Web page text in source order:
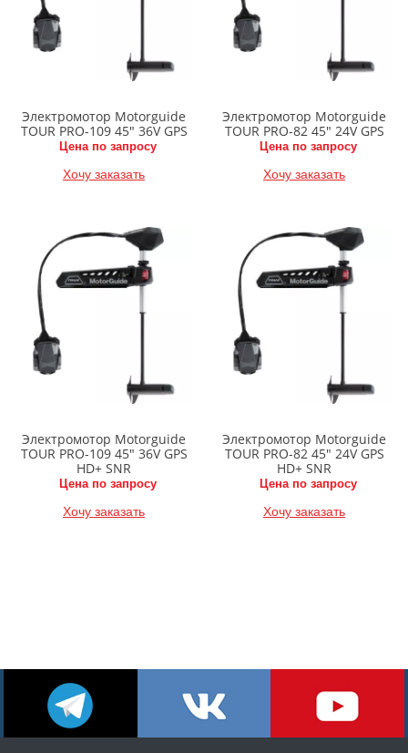
Электромотор Motorguide
TOUR PRO-109 45" 36V GPS
Цена по запросу
Хочу заказать
Электромотор Motorguide
TOUR PRO-82 45" 24V GPS
Цена по запросу
Хочу заказать
Электромотор Motorguide
TOUR PRO-109 45" 36V GPS
HD+ SNR
Цена по запросу
Хочу заказать
Электромотор Motorguide
TOUR PRO-82 45" 24V GPS
HD+ SNR
Цена по запросу
Хочу заказать